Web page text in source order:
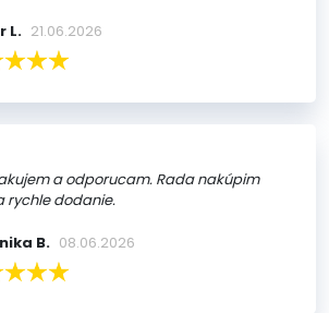
L. 21.06.2026
a odporucam. Rada nakúpim
rychle dodanie.
B. 08.06.2026